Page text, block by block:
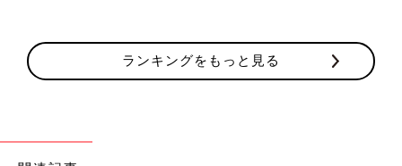
ランキングをもっと見る